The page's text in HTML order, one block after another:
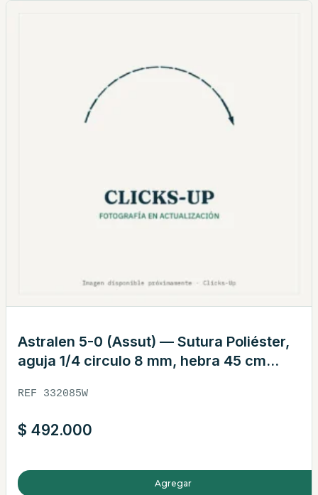
Astralen 5-0 (Assut) — Sutura Poliéster,
aguja 1/4 circulo 8 mm, hebra 45 cm
REF 332085W
$ 492.000
Agregar